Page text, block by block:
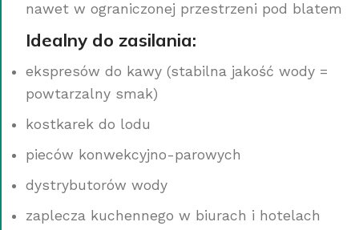
nawet w ograniczonej przestrzeni pod blatem
Idealny do zasilania:
ekspresów do kawy (stabilna jakość wody =
powtarzalny smak)
kostkarek do lodu
pieców konwekcyjno-parowych
dystrybutorów wody
zaplecza kuchennego w biurach i hotelach